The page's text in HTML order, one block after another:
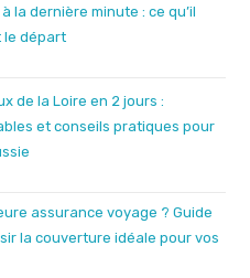
la dernière minute : ce qu’il
le départ
de la Loire en 2 jours :
et conseils pratiques pour
assurance voyage ? Guide
la couverture idéale pour vos